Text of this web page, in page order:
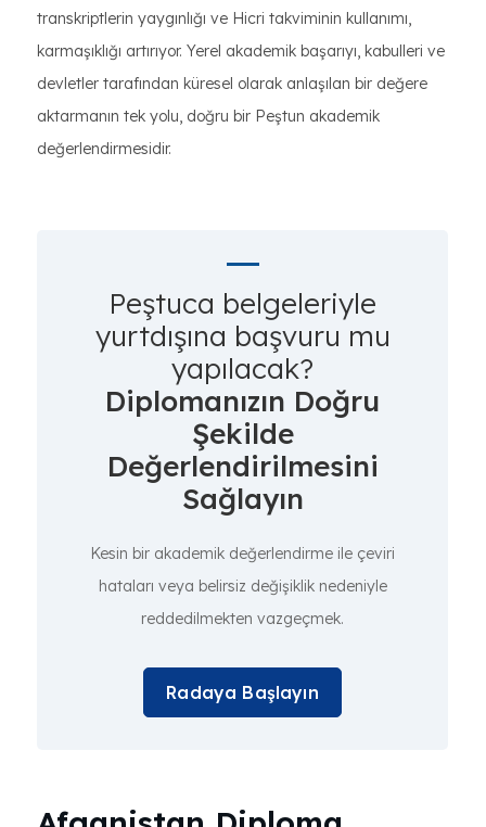
transkriptlerin yaygınlığı ve Hicri takviminin kullanımı,
karmaşıklığı artırıyor. Yerel akademik başarıyı, kabulleri ve
devletler tarafından küresel olarak anlaşılan bir değere
aktarmanın tek yolu, doğru bir Peştun akademik
değerlendirmesidir.
Peştuca belgeleriyle
yurtdışına başvuru mu
yapılacak?
Diplomanızın Doğru
Şekilde
Değerlendirilmesini
Sağlayın
Kesin bir akademik değerlendirme ile çeviri
hataları veya belirsiz değişiklik nedeniyle
reddedilmekten vazgeçmek.
Radaya Başlayın